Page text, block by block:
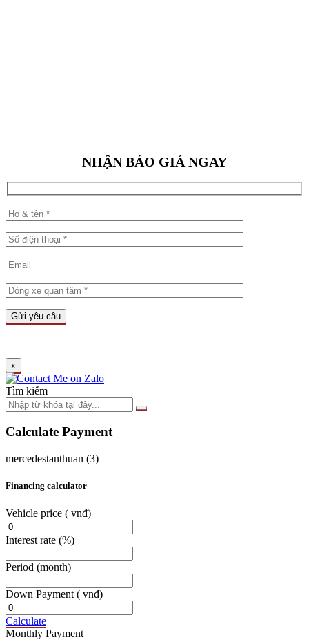
NHẬN BÁO GIÁ NGAY
x
Tìm kiếm
Calculate Payment
mercedestanthuan (3)
Financing calculator
Vehicle price ( vnđ)
Interest rate (%)
Period (month)
Down Payment ( vnđ)
Calculate
Monthly Payment